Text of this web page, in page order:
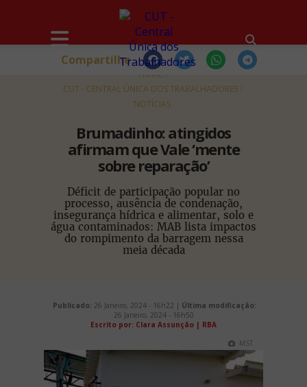
HOME
CUT - CENTRAL ÚNICA DOS TRABALHADORES
NOTÍCIAS
Brumadinho: atingidos
afirmam que Vale ‘mente
sobre reparação’
Déficit de participação popular no
processo, ausência de condenação,
insegurança hídrica e alimentar, solo e
água contaminados: MAB lista impactos
do rompimento da barragem nessa
meia década
Compartilhe
Publicado: 26 Janeiro, 2024 - 16h22 | Última modificação:
26 Janeiro, 2024 - 16h50
Escrito por: Clara Assunção | RBA
MST